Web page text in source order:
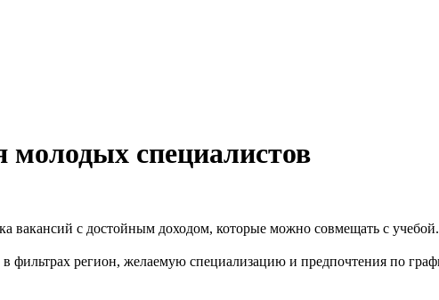
молодых специалистов
с достойным доходом, которые можно совмещать с учебой.
фильтрах регион, желаемую специализацию и предпочтения по